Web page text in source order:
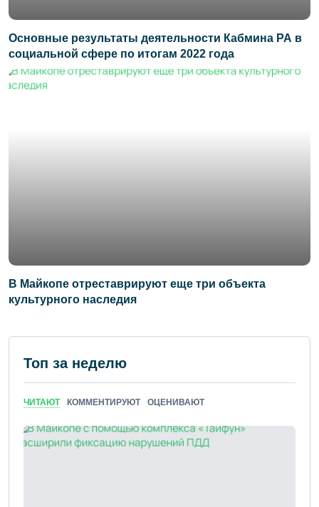
Основные результаты деятельности Кабмина РА в
социальной сфере по итогам 2022 года
В Майкопе отреставрируют еще три объекта
культурного наследия
Топ за неделю
ЧИТАЮТ КОММЕНТИРУЮТ ОЦЕНИВАЮТ